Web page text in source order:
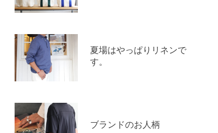
夏場はやっぱりリネンで
す。
ブランドのお人柄